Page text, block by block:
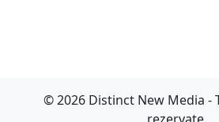
© 2026 Distinct New Media -